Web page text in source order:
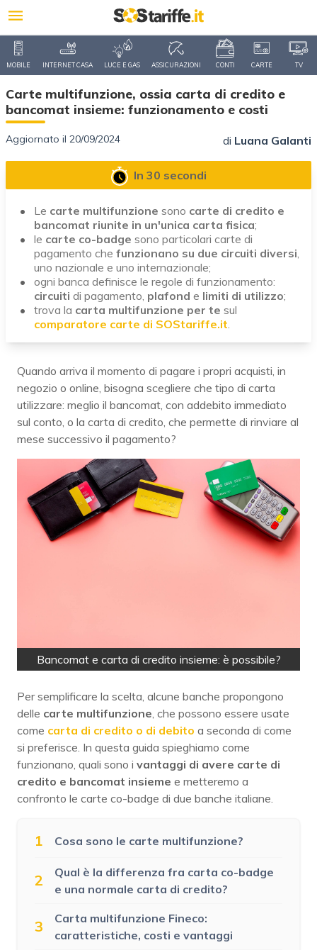
MOBILE INTERNET CASA LUCE E GAS ASSICURAZIONI CONTI CARTE TV
Carte multifunzione, ossia carta di credito e
bancomat insieme: funzionamento e costi
Aggiornato il 20/09/2024 di Luana Galanti
In 30 secondi
Le carte multifunzione sono carte di credito e
bancomat riunite in un'unica carta fisica;
le carte co-badge sono particolari carte di
pagamento che funzionano su due circuiti diversi,
uno nazionale e uno internazionale;
ogni banca definisce le regole di funzionamento:
circuiti di pagamento, plafond e limiti di utilizzo;
trova la carta multifunzione per te sul
comparatore carte di SOStariffe.it.
Quando arriva il momento di pagare i propri acquisti, in
negozio o online, bisogna scegliere che tipo di carta
utilizzare: meglio il bancomat, con addebito immediato
sul conto, o la carta di credito, che permette di rinviare al
mese successivo il pagamento?
Bancomat e carta di credito insieme: è possibile?
Per semplificare la scelta, alcune banche propongono
delle carte multifunzione , che possono essere usate
come carta di credito o di debito a seconda di come
si preferisce. In questa guida spieghiamo come
funzionano, quali sono i vantaggi di avere carte di
credito e bancomat insieme e metteremo a
confronto le carte co-badge di due banche italiane.
1 Cosa sono le carte multifunzione?
2
Qual è la differenza fra carta co-badge
e una normale carta di credito?
3
Carta multifunzione Fineco:
caratteristiche, costi e vantaggi